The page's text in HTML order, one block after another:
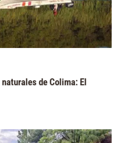
de Colima: El